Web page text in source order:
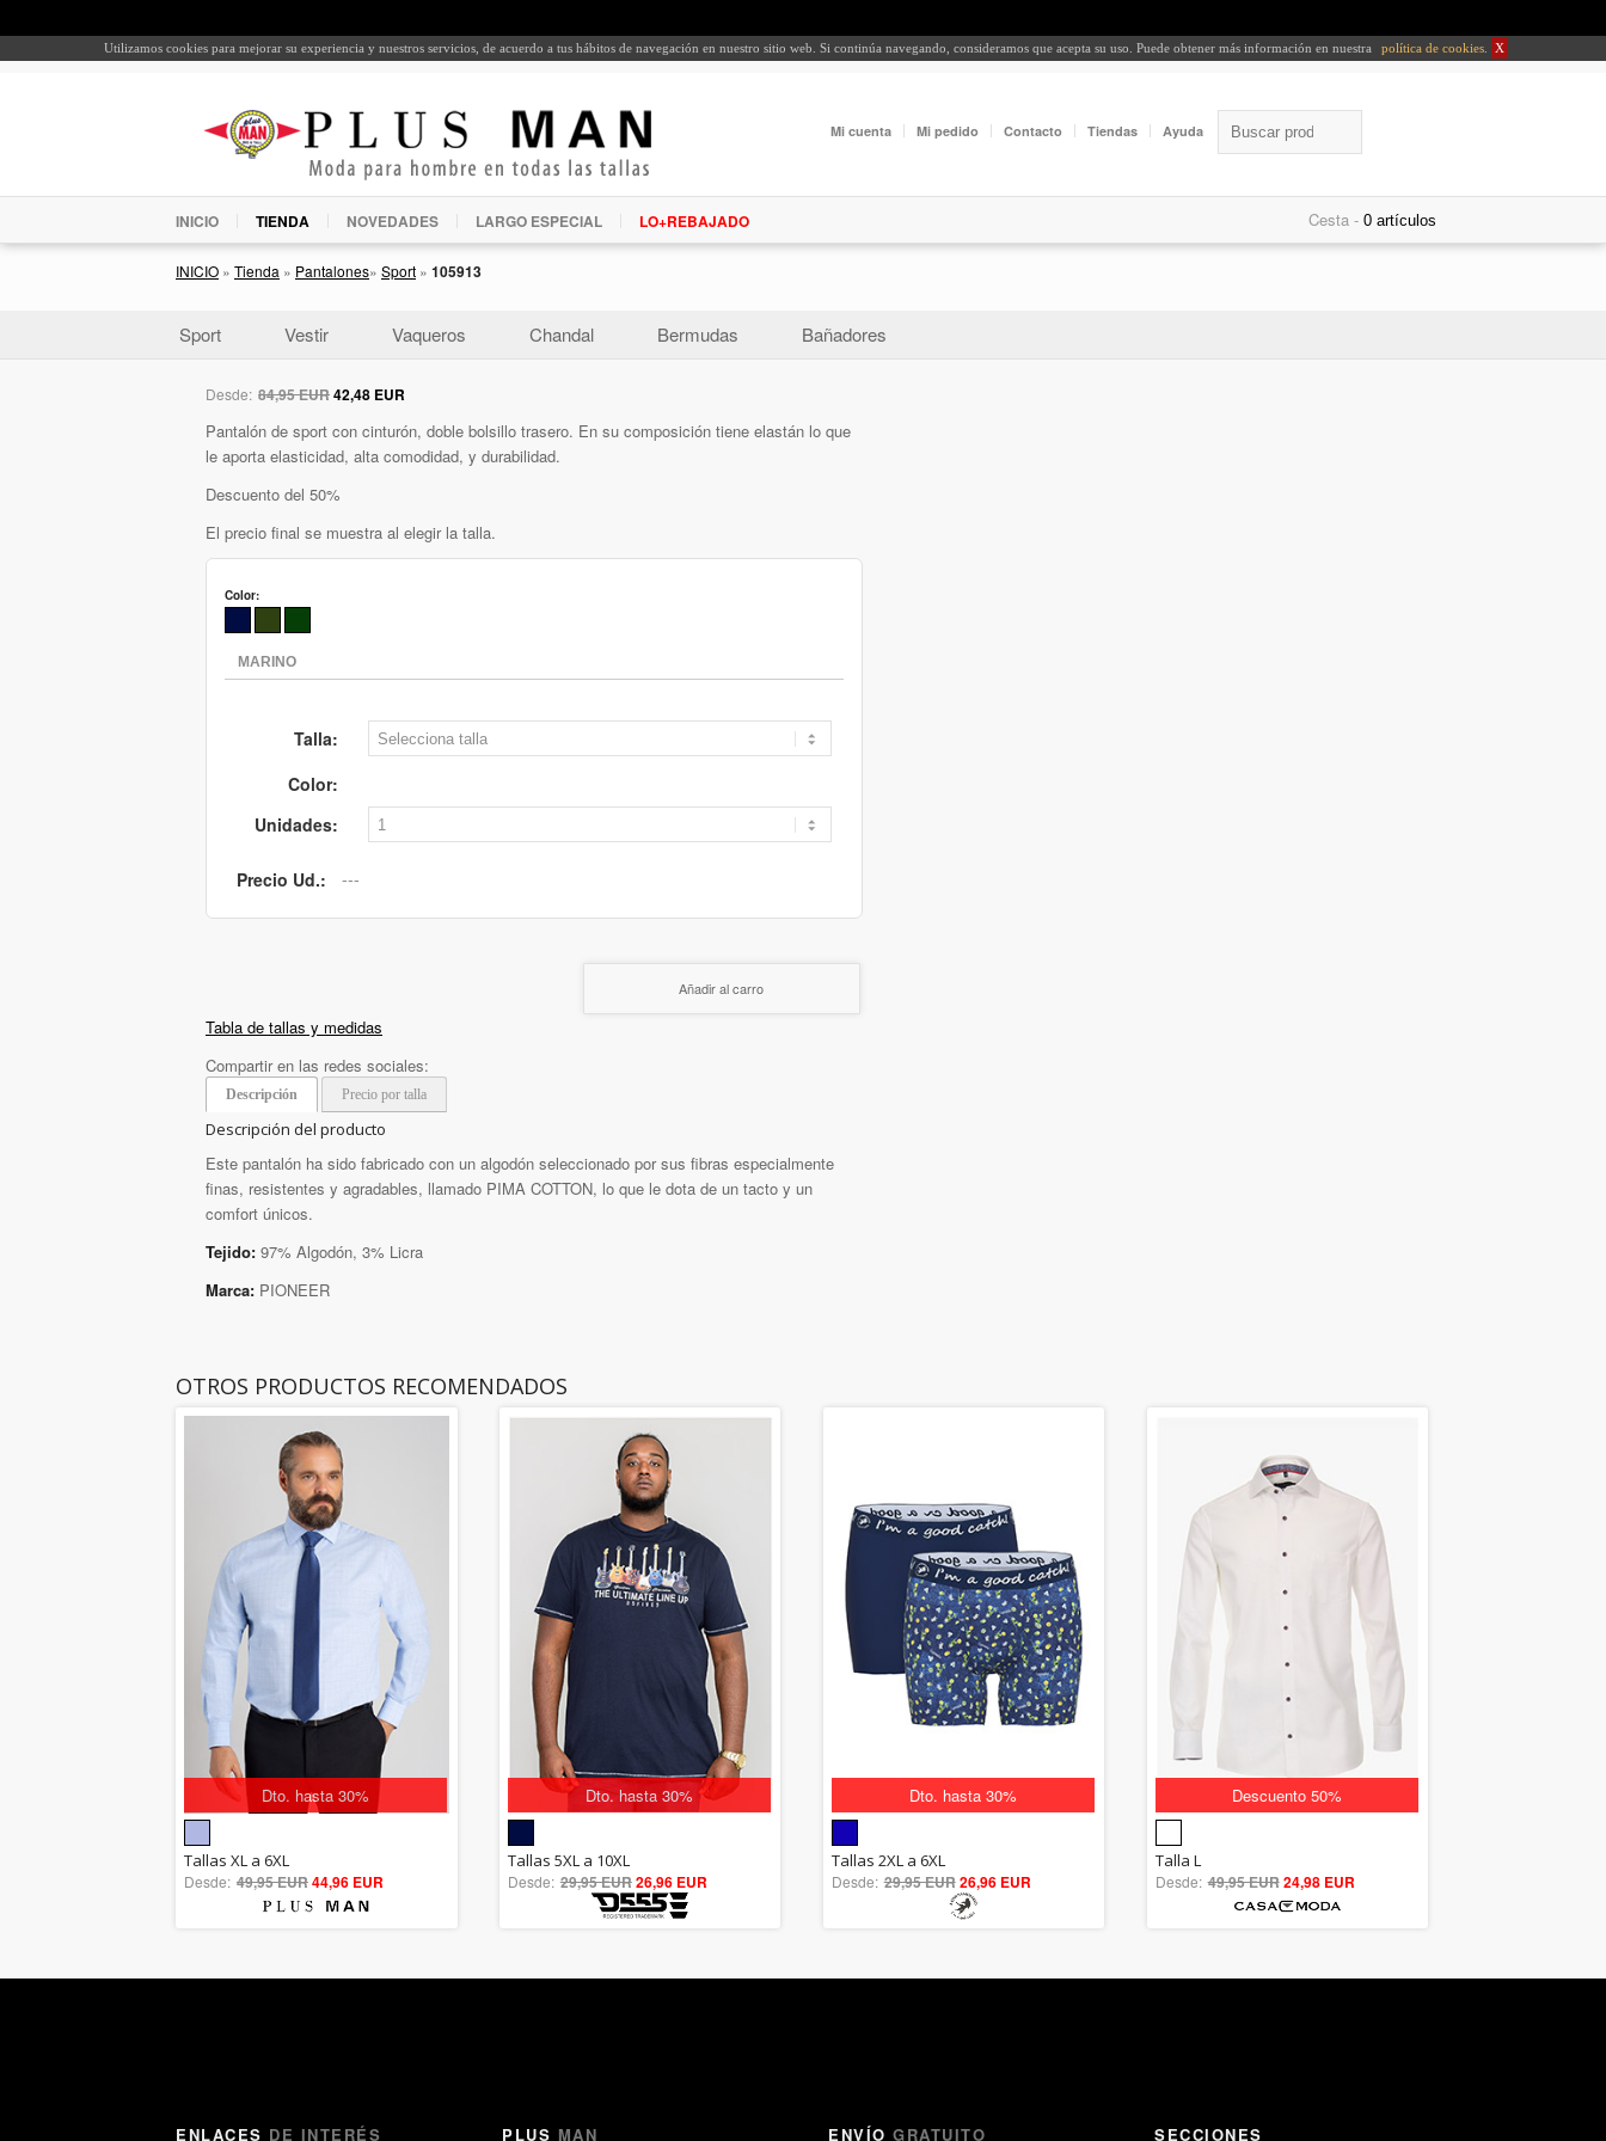
Utilizamos cookies para mejorar su experiencia y nuestros servicios, de acuerdo a tus hábitos de navegación en nuestro sitio web. Si continúa navegando, consideramos que acepta su uso. Puede obtener más información en nuestra política de cookies X
Mi cuenta Mi pedido Contacto Tiendas Ayuda
INICIO TIENDA NOVEDADES LARGO ESPECIAL LO+REBAJADO Cesta -
INICIO » Tienda » Pantalones» Sport » 105913
Sport Vestir Vaqueros Chandal Bermudas Bañadores
Desde: 84,95 EUR42,48 EUR
Pantalón de sport con cinturón, doble bolsillo trasero. En su composición tiene elastán lo que
le aporta elasticidad, alta comodidad, y durabilidad.
Descuento del 50%
El precio final se muestra al elegir la talla.
Color:
Talla:
Color:
Unidades:
Precio Ud.:
Añadir al carro
Tabla de tallas y medidas
Compartir en las redes sociales:
Descripción Precio por talla
Descripción del producto
Este pantalón ha sido fabricado con un algodón seleccionado por sus fibras especialmente
finas, resistentes y agradables, llamado PIMA COTTON, lo que le dota de un tacto y un
comfort únicos.
Tejido: 97% Algodón, 3% Licra
Marca: PIONEER
OTROS PRODUCTOS RECOMENDADOS
Dto. hasta 30%
5.00
out of 5
Tallas XL a 6XL
Desde: 49,95 EUR44,96 EUR
Dto. hasta 30%
5.00
out of 5
Tallas 5XL a 10XL
Desde: 29,95 EUR26,96 EUR
Dto. hasta 30%
5.00
out of 5
Tallas 2XL a 6XL
Desde: 29,95 EUR26,96 EUR
Descuento 50%
out of 5
Talla L
Desde: 49,95 EUR24,98 EUR
ENLACES DE INTERÉS PLUS MAN ENVÍO GRATUITO SECCIONES